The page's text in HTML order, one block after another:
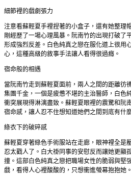
細節裡的戲劇張力
注意看蘇輕夏手裡捏著的小盒子，還有她整理
剛經歷了一場心理風暴。阮南竹的出現打破了
形成強烈反差。白色純真之戀在服化道上很用
心，這種高級的敘事手法讓人看得很過癮。
宿命般的相遇
當阮南竹走到蘇輕夏面前，兩人之間的距離彷
集團千金，一個是疲憊不堪的主治醫師，白色
衝突展現得淋漓盡致。蘇輕夏眼裡的震驚和阮
宿命感，讓人忍不住想知道她們之間到底有什
綠衣下的破碎感
蘇輕夏穿著綠色手術服站在走廊，眼神裡全是
忍太戳人了。白大褂同事的安慰反而讓她更顯
撞。這部白色純真之戀把職場女性的脆弱與堅
戲，看得人心裡酸酸的，只想衝進螢幕抱抱她。